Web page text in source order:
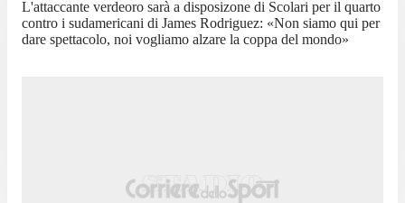
L'attaccante verdeoro sarà a disposizone di Scolari per il quarto
contro i sudamericani di James Rodriguez: «Non siamo qui per
dare spettacolo, noi vogliamo alzare la coppa del mondo»